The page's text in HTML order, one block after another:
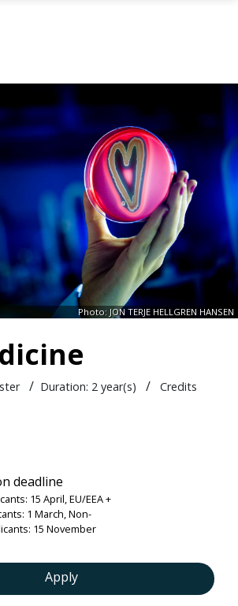
Photo: JON TERJE HELLGREN HANSEN
/ Duration: 2 year(s) /
Credits
deadline
15 April, EU/EEA +
1 March, Non-
15 November
Apply